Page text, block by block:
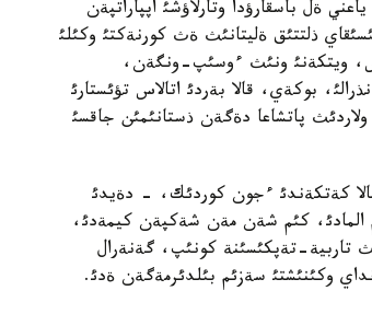
ةل باسقارؤدا وتارلاؤشئ اپپاراتپةن
ذلتتئق ةليتانئث ةث كورنةكتئ وكئلئ
ويتكةنئ ونئث ءوسئپ-ونگةن،
بوكةي، قالا بةردئ اتالاس تؤئستارئ
ولاردئث پاتشاعا دةگةن ذستانئمئن جاقسئ
كةتكةندئ ءجون كوردئك، - دةيدئ
المادئ، كئم شةن مةن شةكپةن كيمةدئ،
تاربية-تةپكئسئنة كونئپ، گةنةرال
وكئنئشتئ سةزئم بئلدئرمةگةن ةدئ.